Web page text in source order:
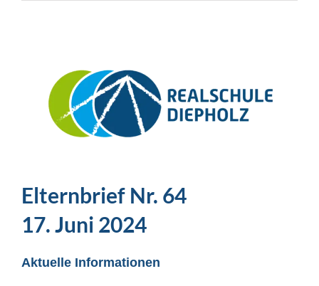
Elternbrief Nr. 64
17. Juni 2024
Aktuelle Informationen